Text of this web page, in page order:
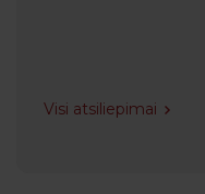
Visi atsiliepimai